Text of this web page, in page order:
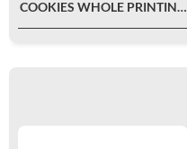
COOKIES WHOLE PRINTING